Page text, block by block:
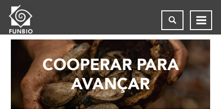
COOPERAR PARA
AVANÇAR